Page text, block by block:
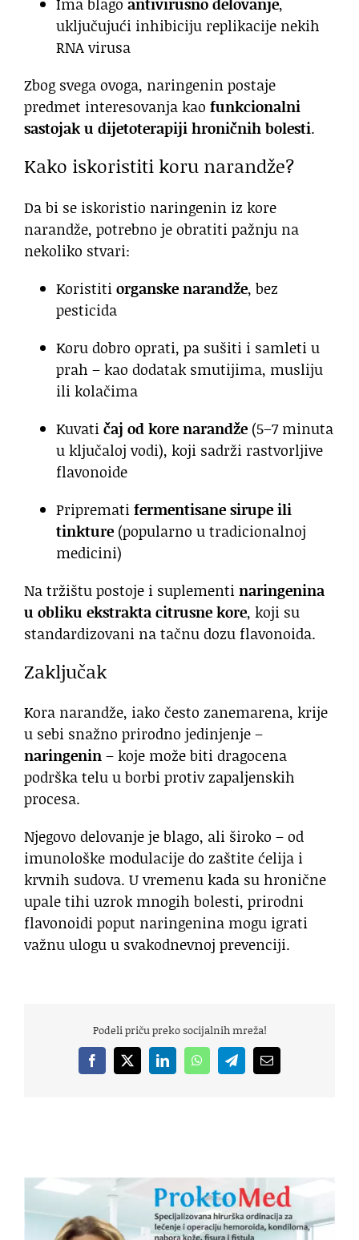
Ima blago antivirusno delovanje,
uključujući inhibiciju replikacije nekih
RNA virusa
Zbog svega ovoga, naringenin postaje
predmet interesovanja kao funkcionalni
sastojak u dijetoterapiji hroničnih bolesti.
Kako iskoristiti koru narandže?
Da bi se iskoristio naringenin iz kore
narandže, potrebno je obratiti pažnju na
nekoliko stvari:
Koristitiorganske narandže, bez
pesticida
Koru dobro oprati, pa sušiti i samleti u
prah – kao dodatak smutijima, musliju
ili kolačima
Kuvatičaj od kore narandže (5–7 minuta
u ključaloj vodi), koji sadrži rastvorljive
flavonoide
Priprematifermentisane sirupe ili
tinkture (popularno u tradicionalnoj
medicini)
Na tržištu postoje i suplementinaringenina
u obliku ekstrakta citrusne kore, koji su
standardizovani na tačnu dozu flavonoida.
Zaključak
Kora narandže, iako često zanemarena, krije
u sebi snažno prirodno jedinjenje –
naringenin– koje može biti dragocena
podrška telu u borbi protiv zapaljenskih
procesa.
Njegovo delovanje je blago, ali široko – od
imunološke modulacije do zaštite ćelija i
krvnih sudova. U vremenu kada su hronične
upale tihi uzrok mnogih bolesti, prirodni
flavonoidi poput naringenina mogu igrati
važnu ulogu u svakodnevnoj prevenciji.
Podeli priču preko socijalnih mreža!
Facebook
X LinkedInWhatsAppTelegramEmail